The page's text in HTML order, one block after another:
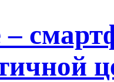
–